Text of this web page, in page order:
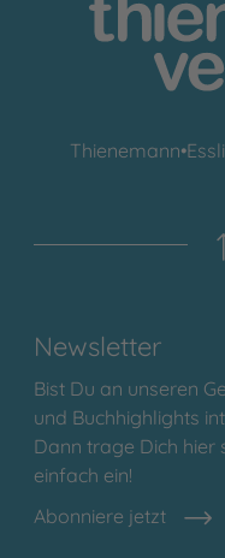
Thienemann•
Newsletter
Bist Du an unseren
und Buchhighlights
Dann trage Dich hier
einfach ein!
Abonniere jetzt